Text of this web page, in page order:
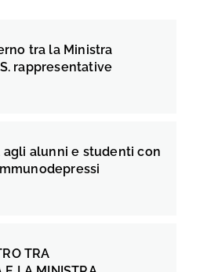
tra la Ministra
rappresentative
agli alunni e studenti con
TRA